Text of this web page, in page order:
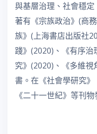
與基層治理、社會穩
著有《宗族政治》(商
族》(上海書店出版社
踐》(2020)、《有序
究》(2020)、《多維
書。在《社會學研究》
《二十一世紀》等刊